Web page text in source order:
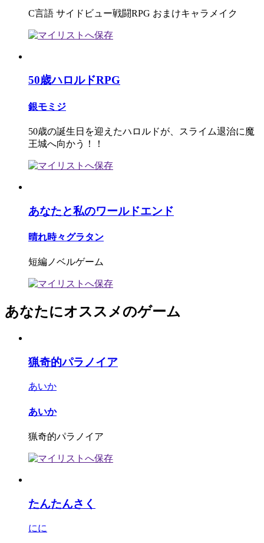
C言語 サイドビュー戦闘RPG おまけキャラメイク
50歳ハロルドRPG
銀モミジ
50歳の誕生日を迎えたハロルドが、スライム退治に魔
王城へ向かう！！
あなたと私のワールドエンド
晴れ時々グラタン
短編ノベルゲーム
あなたにオススメのゲーム
猟奇的パラノイア
あいか
あいか
猟奇的パラノイア
たんたんさく
にに